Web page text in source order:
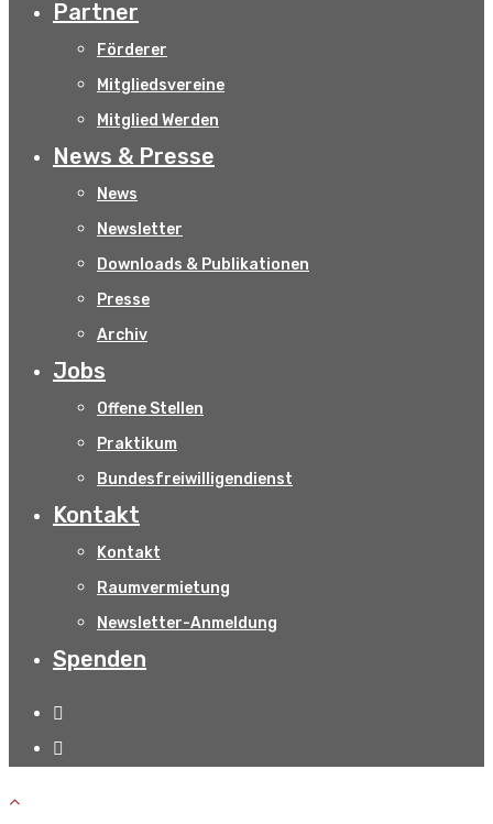
Partner
Förderer
Mitgliedsvereine
Mitglied Werden
News & Presse
News
Newsletter
Downloads & Publikationen
Presse
Archiv
Jobs
Offene Stellen
Praktikum
Bundesfreiwilligendienst
Kontakt
Kontakt
Raumvermietung
Newsletter-Anmeldung
Spenden